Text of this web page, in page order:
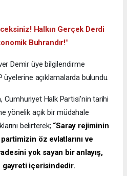
Halkın Gerçek Derdi
Buhrandır!"
Demir üye bilgilendirme
üyelerine açıklamalarda bulundu.
Cumhuriyet Halk Partisi’nin tarihi
yönelik açık bir müdahale
belirterek; “Saray rejiminin
öz evlatlarını ve
yok sayan bir anlayış,
gayreti içerisindedir.